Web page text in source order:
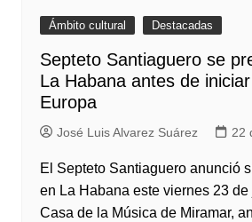
Ámbito cultural Destacadas
Septeto Santiaguero se
La Habana antes de
Europa
José Luis Alvarez Suárez 22
El Septeto Santiaguero anunció
en La Habana este viernes 23
Casa de la Música de Miramar,